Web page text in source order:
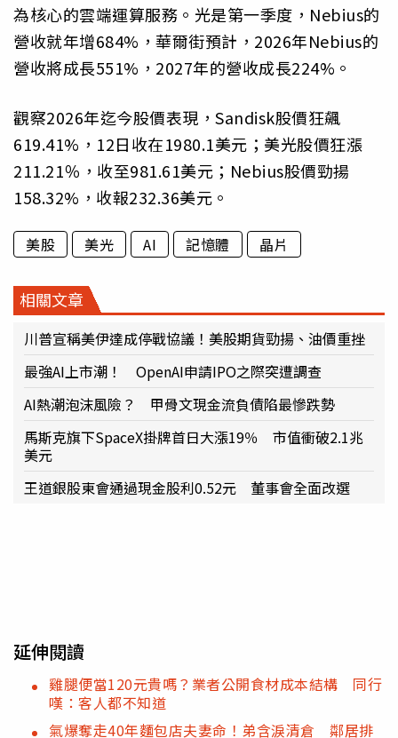
為核心的雲端運算服務。光是第一季度，Nebius的
營收就年增684%，華爾街預計，2026年Nebius的
營收將成長551%，2027年的營收成長224%。
觀察2026年迄今股價表現，Sandisk股價狂飆
619.41%，12日收在1980.1美元；美光股價狂漲
211.21％，收至981.61美元；Nebius股價勁揚
158.32%，收報232.36美元。
美股 美光 AI 記憶體 晶片
相關文章
川普宣稱美伊達成停戰協議！美股期貨勁揚、油價重挫
最強AI上市潮！ OpenAI申請IPO之際突遭調查
AI熱潮泡沫風險？ 甲骨文現金流負債陷最慘跌勢
馬斯克旗下SpaceX掛牌首日大漲19％ 市值衝破2.1兆
美元
王道銀股東會通過現金股利0.52元 董事會全面改選
延伸閱讀
雞腿便當120元貴嗎？業者公開食材成本結構 同行
嘆：客人都不知道
氣爆奪走40年麵包店夫妻命！弟含淚清倉 鄰居排